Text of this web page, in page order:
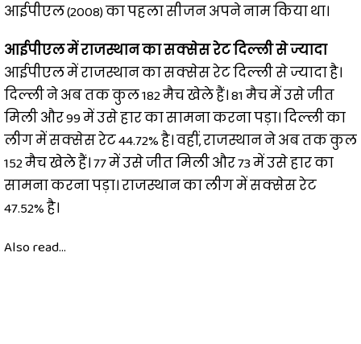
आईपीएल (2008) का पहला सीजन अपने नाम किया था।
आईपीएल में राजस्थान का सक्सेस रेट दिल्ली से ज्यादा
आईपीएल में राजस्थान का सक्सेस रेट दिल्ली से ज्यादा है।
दिल्ली ने अब तक कुल 182 मैच खेले हैं। 81 मैच में उसे जीत
मिली और 99 में उसे हार का सामना करना पड़ा। दिल्ली का
लीग में सक्सेस रेट 44.72% है। वहीं, राजस्थान ने अब तक कुल
152 मैच खेले हैं। 77 में उसे जीत मिली और 73 में उसे हार का
सामना करना पड़ा। राजस्थान का लीग में सक्सेस रेट
47.52% है।
Also read...